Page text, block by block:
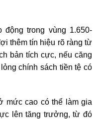
trong vùng 1.650-
thêm tín hiệu rõ ràng từ
bản tích cực, nếu căng
chính sách tiền tệ có
mức cao có thể làm gia
lên tăng trưởng, từ đó